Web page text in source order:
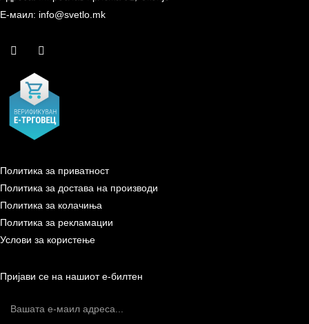
Е-маил: info@svetlo.mk
Политика за приватност
Политика за достава на производи
Политика за колачиња
Политика за рекламации
Услови за користење
Пријави се на нашиот е-билтен